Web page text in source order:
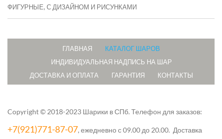
ФИГУРНЫЕ, С ДИЗАЙНОМ И РИСУНКАМИ
ГЛАВНАЯ
КАТАЛОГ ШАРОВ
ИНДИВИДУАЛЬНАЯ НАДПИСЬ НА ШАР
ДОСТАВКА И ОПЛАТА
ГАРАНТИЯ КОНТАКТЫ
Copyright © 2018-2023 Шарики в СПб. Телефон для заказов:
+7(921)771-87-07, ежедневно с 09.00 до 20.00. Доставка